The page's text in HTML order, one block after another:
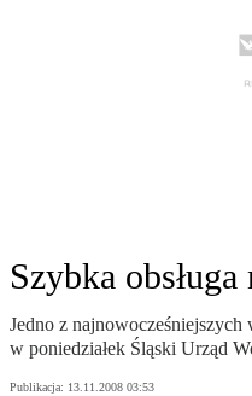
Szybka obsługa
Jedno z najnowocześniejszych
w poniedziałek Śląski Urząd
Publikacja: 13.11.2008 03:53